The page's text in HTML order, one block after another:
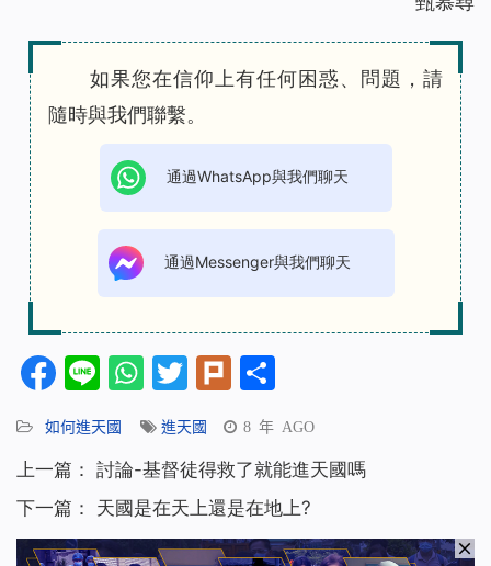
如果您在信仰上有任何困惑、問題，請
隨時與我們聯繫。
通過WhatsApp與我們聊天
通過Messenger與我們聊天
Facebook
LineWhatsApp
Twitter
Plurk
如何進天國 進天國 8 年 AGO
上一篇： 討論-基督徒得救了就能進天國嗎
下一篇：
天國是在天上還是在地上?